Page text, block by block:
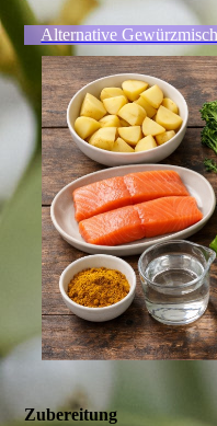
Alternative
Zubereitung